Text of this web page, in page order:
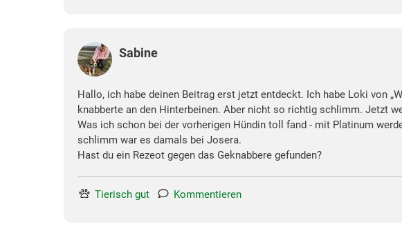
Sabine
Hallo, ich habe deinen Beitrag erst jetzt entdeckt. Ich habe Loki von
knabberte an den Hinterbeinen. Aber nicht so richtig schlimm. Jetzt
Was ich schon bei der vorherigen Hündin toll fand - mit Platinum
schlimm war es damals bei Josera.
Hast du ein Rezeot gegen das Geknabbere gefunden?
Tierisch gut Kommentieren